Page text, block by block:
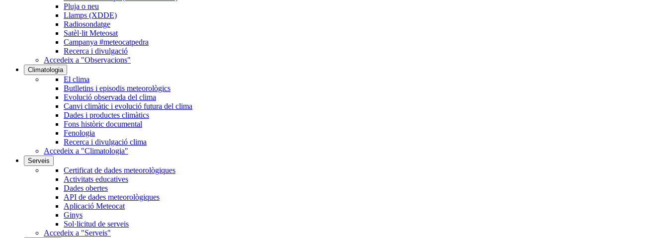
Pluja o neu
Llamps (XDDE)
Radiosondatge
Satèl·lit Meteosat
Campanya #meteocatpedra
Recerca i divulgació
Accedeix a "Observacions"
Climatologia
El clima
Butlletins i episodis meteorològics
Evolució observada del clima
Canvi climàtic i evolució futura del clima
Dades i productes climàtics
Fons històric documental
Fenologia
Recerca i divulgació clima
Accedeix a "Climatologia"
Serveis
Certificat de dades meteorològiques
Activitats educatives
Dades obertes
API de dades meteorològiques
Aplicació Meteocat
Ginys
Sol·licitud de serveis
Accedeix a "Serveis"